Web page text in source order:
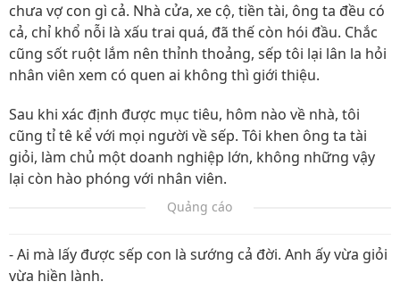
chưa vợ con gì cả. Nhà cửa, xe cộ, tiền tài, ông ta đều có
cả, chỉ khổ nỗi là xấu trai quá, đã thế còn hói đầu. Chắc
cũng sốt ruột lắm nên thỉnh thoảng, sếp tôi lại lân la hỏi
nhân viên xem có quen ai không thì giới thiệu.
Sau khi xác định được mục tiêu, hôm nào về nhà, tôi
cũng tỉ tê kể với mọi người về sếp. Tôi khen ông ta tài
giỏi, làm chủ một doanh nghiệp lớn, không những vậy
lại còn hào phóng với nhân viên.
Quảng cáo
- Ai mà lấy được sếp con là sướng cả đời. Anh ấy vừa giỏi
vừa hiền lành.